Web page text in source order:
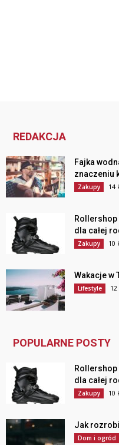
REDAKCJA
Fajka
znaczeniu
Zakupy 14
dla całej
Zakupy 10
Wakacje w
Lifestyle
POPULARNE POSTY
dla całej
Zakupy 10
Jak
Dom i ogród